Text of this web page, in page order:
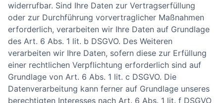
widerrufbar. Sind Ihre Daten zur Vertragserfüllung
oder zur Durchführung vorvertraglicher Maßnahmen
erforderlich, verarbeiten wir Ihre Daten auf Grundlage
des Art. 6 Abs. 1 lit. b DSGVO. Des Weiteren
verarbeiten wir Ihre Daten, sofern diese zur Erfüllung
einer rechtlichen Verpflichtung erforderlich sind auf
Grundlage von Art. 6 Abs. 1 lit. c DSGVO. Die
Datenverarbeitung kann ferner auf Grundlage unseres
berechtigten Interesses nach Art. 6 Abs. 1 lit. f DSGVO